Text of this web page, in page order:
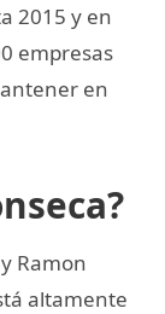
2015 y en
empresas
en
Ramon
altamente